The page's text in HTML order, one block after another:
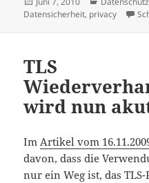
am
Datensicherheit, privacy
TLS
wird nun
ImArtikel vom
davon, dass die
nur ein Weg ist, das